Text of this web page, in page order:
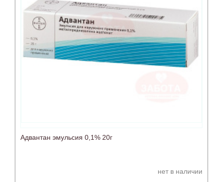
Адвантан эмульсия 0,1% 20г
нет в наличии